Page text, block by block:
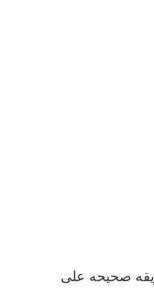
صحيحه على